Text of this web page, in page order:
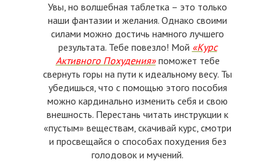
Увы, но волшебная таблетка – это только
наши фантазии и желания. Однако своими
силами можно достичь намного лучшего
результата. Тебе повезло! Мой «Курс
Активного Похудения»поможет тебе
свернуть горы на пути к идеальному весу. Ты
убедишься, что с помощью этого пособия
можно кардинально изменить себя и свою
внешность. Перестань читать инструкции к
«пустым» веществам, скачивай курс, смотри
и просвещайся о способах похудения без
голодовок и мучений.